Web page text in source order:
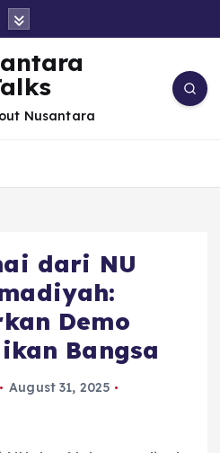
Nusantara
dari NU
Demo
Bangsa
August 31, 2025